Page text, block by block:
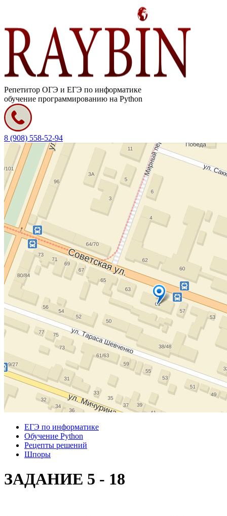
Репетитор ОГЭ и ЕГЭ по информатике
обучение программированию на Python
8 (908) 558-52-94
ЕГЭ по информатике
Обучение Python
Рецепты решений
Шпоры
ЗАДАНИЕ 5 - 18